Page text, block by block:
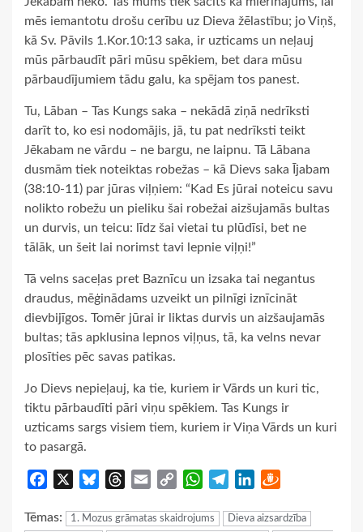
mēs iemantotu drošu cerību uz Dieva žēlastību; jo Viņš,
kā Sv. Pāvils 1.Kor.10:13 saka, ir uzticams un neļauj
mūs pārbaudīt pāri mūsu spēkiem, bet dara mūsu
pārbaudījumiem tādu galu, ka spējam tos panest.
Tu, Lāban – Tas Kungs saka – nekādā ziņā nedrīksti
darīt to, ko esi nodomājis, jā, tu pat nedrīksti teikt
Jēkabam ne vārdu – ne bargu, ne laipnu. Tā Lābana
dusmām tiek noteiktas robežas – kā Dievs saka Ījabam
(38:10-11) par jūras viļņiem: “Kad Es jūrai noteicu savu
nolikto robežu un pieliku šai robežai aizšujamās bultas
un durvis, un teicu: līdz šai vietai tu plūdīsi, bet ne
tālāk, un šeit lai norimst tavi lepnie viļņi!”
Tā velns saceļas pret Baznīcu un izsaka tai negantus
draudus, mēģinādams uzveikt un pilnīgi iznīcināt
dievbijīgos. Tomēr jūrai ir liktas durvis un aizšaujamās
bultas; tās apklusina lepnos viļņus, tā, ka velns nevar
plosīties pēc savas patikas.
Jo Dievs nepieļauj, ka tie, kuriem ir Vārds un kuri tic,
tiktu pārbaudīti pāri viņu spēkiem. Tas Kungs ir
uzticams sargs visiem tiem, kuriem ir Viņa Vārds un kuri
to pasargā.
Facebook BlueskyThreads
Email
Copy
WhatsApp
TelegramLinkedIn
Tēmas: 1. Mozus grāmatas skaidrojums
Dieva aizsardzība